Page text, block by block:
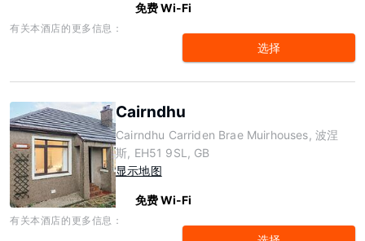
免费 Wi-Fi
有关本酒店的更多信息：
选择
Cairndhu
Cairndhu Carriden Brae Muirhouses, 波涅
斯, EH51 9SL, GB
显示地图
免费 Wi-Fi
有关本酒店的更多信息：